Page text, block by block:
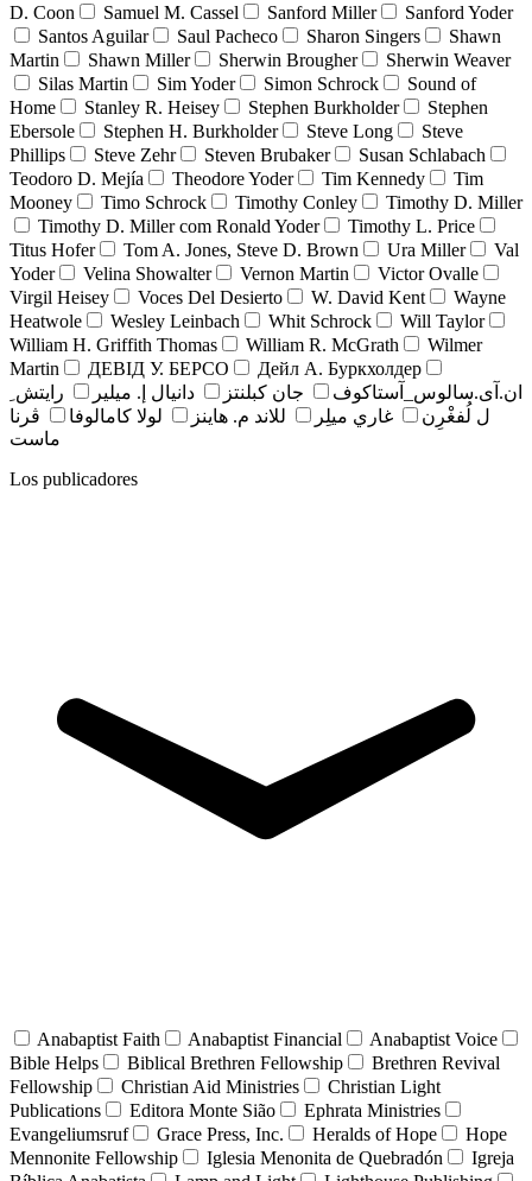
D. Coon
Samuel M. Cassel Sanford Miller
Sanford Yoder
Santos Aguilar
Saul Pacheco Sharon Singers
Shawn
Martin
Shawn Miller Sherwin Brougher
Sherwin Weaver
Silas Martin
Sim Yoder Simon Schrock
Sound of
Home
Stanley R. Heisey Stephen Burkholder
Stephen
Ebersole
Stephen H. Burkholder Steve Long
Steve
Phillips
Steve Zehr Steven Brubaker
Susan Schlabach
Teodoro D. Mejía
Theodore Yoder Tim Kennedy
Tim
Mooney
Timo Schrock Timothy Conley
Timothy D. Miller
Timothy D. Miller com Ronald Yoder
Timothy L. Price
Titus Hofer
Tom A. Jones, Steve D. Brown Ura Miller
Val
Yoder
Velina Showalter Vernon Martin
Victor Ovalle
Virgil Heisey
Voces Del Desierto W. David Kent
Wayne
Heatwole
Wesley Leinbach Whit Schrock
Will Taylor
William H. Griffith Thomas
William R. McGrath
Wilmer
Martin
ДЕВІД У. БЕРСО
Дейл А. Буркхолдер
ان.آی.سالوس_آستاکوف
جان کبلنتز دانيال إ. ميلير
رايتش ِ
ل لُفغْرِن
غاري ميلِر للاند م. هاينز لولا كامالوفا
ڤرنا
ماست
Los publicadores
Anabaptist Faith Anabaptist Financial
Anabaptist Voice
Bible Helps
Biblical Brethren Fellowship
Brethren Revival
Fellowship
Christian Aid Ministries
Christian Light
Publications
Editora Monte Sião
Ephrata Ministries
Evangeliumsruf
Grace Press, Inc. Heralds of Hope
Hope
Mennonite Fellowship
Iglesia Menonita de Quebradón
Igreja